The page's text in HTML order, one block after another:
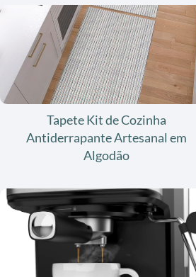
Tapete Kit de Cozinha
Antiderrapante Artesanal em
Algodão